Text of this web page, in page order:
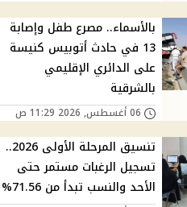
بالأسماء.. مصرع طفل وإصابة
13 في حادث أتوبيس كنيسة
على الدائري الإقليمي
بالشرقية
06 أغسطس, 2026 11:29 ص
تنسيق المرحلة الأولى 2026..
تسجيل الرغبات مستمر حتى
الأحد والنسب تبدأ من 71.56%